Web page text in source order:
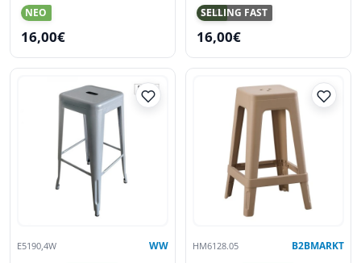
NEO
16,00€
NEO
SELLING FAST
16,00€
E5190,4W WW HM6128.05 B2BMARKT